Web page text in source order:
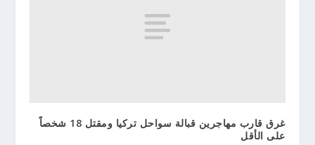
غرق قارب مهاجرين قبالة سواحل تركيا ومقتل 18 شخصاً
على الأقل